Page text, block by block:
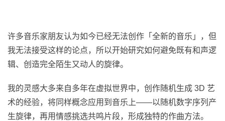
许多音乐家朋友认为如今已经无法创作「全新的音乐」，但
我无法接受这样的论点，所以开始研究如何避免既有和声逻
辑、创造完全陌生又动人的旋律。
我的灵感大多来自多年在虚拟世界中，创作随机生成 3D 艺
术的经验，将同样概念应用到音乐上——以随机数字序列产
生旋律，再用情感挑选共鸣片段，形成独特的作曲方法。